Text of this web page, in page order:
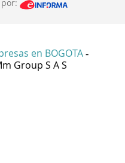
en BOGOTA -
Group S A S